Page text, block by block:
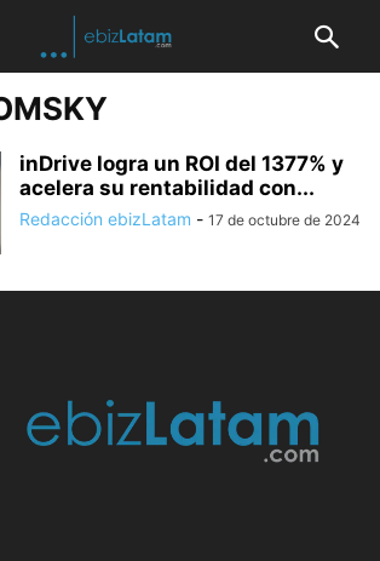
inDrive logra un ROI del 1377% y
acelera su rentabilidad con...
Redacción ebizLatam - 17 de octubre de 2024